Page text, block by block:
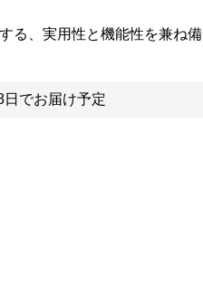
る、実用性と機能性を兼ね備
日でお届け予定